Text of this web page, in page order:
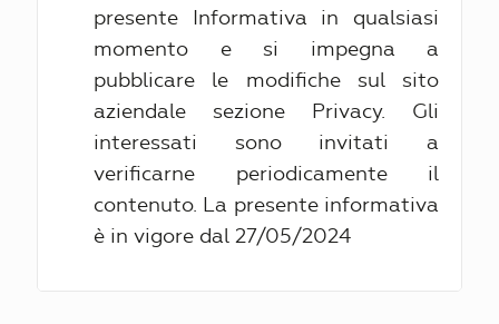
presente Informativa in qualsiasi
momento e si impegna a
pubblicare le modifiche sul sito
aziendale sezione Privacy. Gli
interessati sono invitati a
verificarne periodicamente il
contenuto. La presente informativa
è in vigore dal 27/05/2024